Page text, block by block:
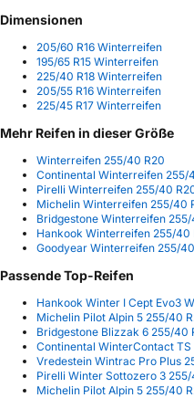
Dimensionen
205/60 R16 Winterreifen
195/65 R15 Winterreifen
225/40 R18 Winterreifen
205/55 R16 Winterreifen
225/45 R17 Winterreifen
Mehr Reifen in dieser Größe
Winterreifen 255/40 R20
Continental Winterreifen 255/
Pirelli Winterreifen 255/40
Michelin Winterreifen 255/40
Bridgestone Winterreifen 255/
Hankook Winterreifen 255/40
Goodyear Winterreifen 255/
Passende Top-Reifen
Hankook Winter I Cept Evo3
Michelin Pilot Alpin 5 255/40
Bridgestone Blizzak 6 255/40
Continental WinterContact
Vredestein Wintrac Pro Plus
Pirelli Winter Sottozero 3
Michelin Pilot Alpin 5 255/40